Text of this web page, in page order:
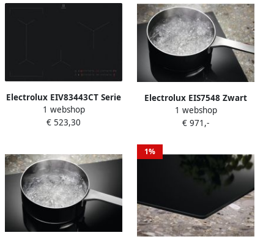
Electrolux EIV83443CT Serie
Inbouw Inductiekookplaat
78cm 4 Kookzones Zwart
1 webshop
€ 523,30
Electrolux EIS7548 Zwart
Ingebouwd 71 cm
Inductiekookplaat zones 4
1 webshop
€ 971,-
1%